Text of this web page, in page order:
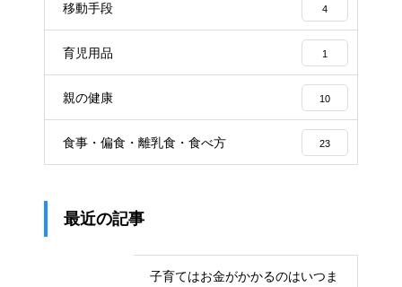
移動手段 4
育児用品 1
親の健康 10
食事・偏食・離乳食・食べ方 23
最近の記事
子育てはお金がかかるのはいつま